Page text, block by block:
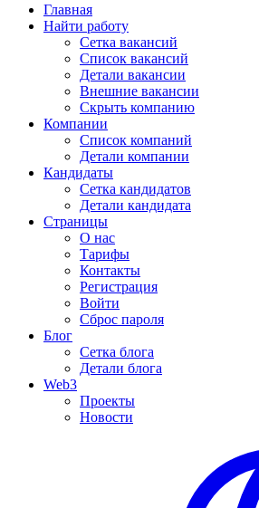
Главная
Найти работу
Сетка вакансий
Список вакансий
Детали вакансии
Внешние вакансии
Скрыть компанию
Компании
Список компаний
Детали компании
Кандидаты
Сетка кандидатов
Детали кандидата
Страницы
О нас
Тарифы
Контакты
Регистрация
Войти
Сброс пароля
Блог
Сетка блога
Детали блога
Web3
Проекты
Новости